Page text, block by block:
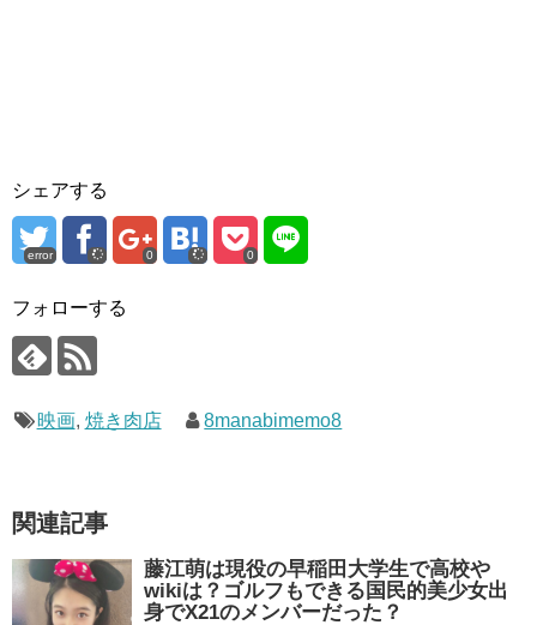
シェアする
error 0 0
フォローする
映画, 焼き肉店 8manabimemo8
関連記事
藤江萌は現役の早稲田大学生で高校や
wikiは？ゴルフもできる国民的美少女出
身でX21のメンバーだった？